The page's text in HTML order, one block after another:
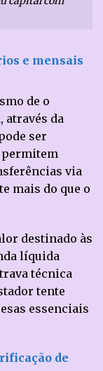
e mensais
de o
através da
ser
via
mais do que o
destinado às
líquida
técnica
tente
essenciais
de